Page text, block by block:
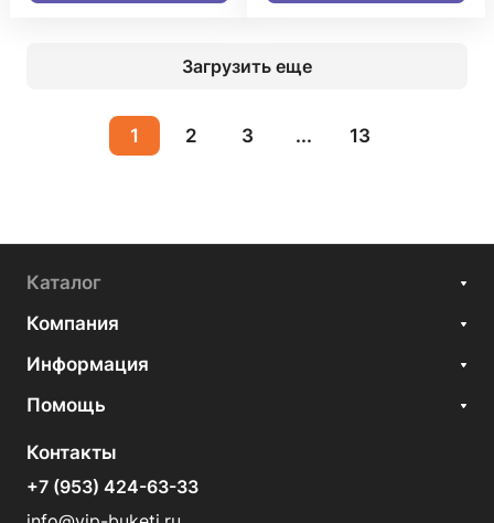
Загрузить еще
1 2 3 ... 13
Каталог
Компания
Информация
Помощь
Контакты
+7 (953) 424-63-33